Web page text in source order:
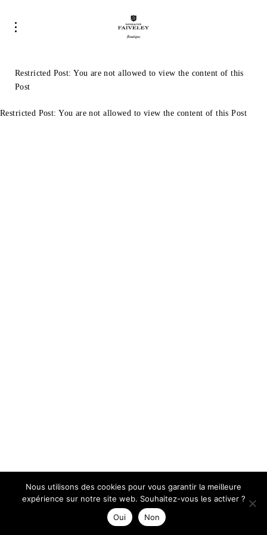
Restricted Post: You are not allowed to view the content of this
Post
Restricted Post: You are not allowed to view the content of this Post
Nous utilisons des cookies pour vous garantir la meilleure
expérience sur notre site web. Souhaitez-vous les activer ?
Oui
Non